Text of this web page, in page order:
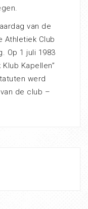
van de
Athletiek Club
Op 1 juli 1983
Kapellen”
werd
de club –